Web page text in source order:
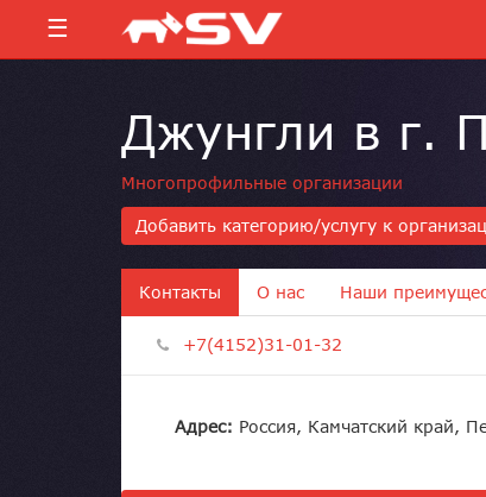
☰
Джунгли в г.
Многопрофильные организации
Добавить категорию/услугу к
Контакты О нас Наши
+7(4152)31-01-32
Адрес: Россия, Камчатский край,